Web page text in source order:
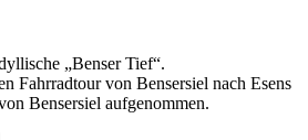
„Benser Tief“.
Fahrradtour von Bensersiel nach Esens
Bensersiel aufgenommen.